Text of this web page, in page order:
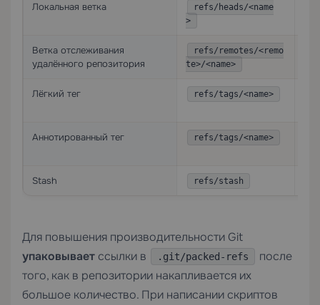
Локальная ветка
refs/heads/<name
>
Ветка отслеживания
удалённого репозитория
refs/remotes/<remo
te>/<name>
Лёгкий тег refs/tags/<name>
Аннотированный тег refs/tags/<name>
Stash refs/stash
Для повышения производительности Git
упаковывает ссылки в .git/packed-refs
после
того, как в репозитории накапливается их
большое количество. При написании скриптов